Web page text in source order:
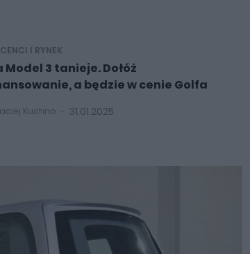
I RYNEK
Model 3 tanieje. Dołóż
a będzie w cenie Golfa
Kuchno 31.01.2025